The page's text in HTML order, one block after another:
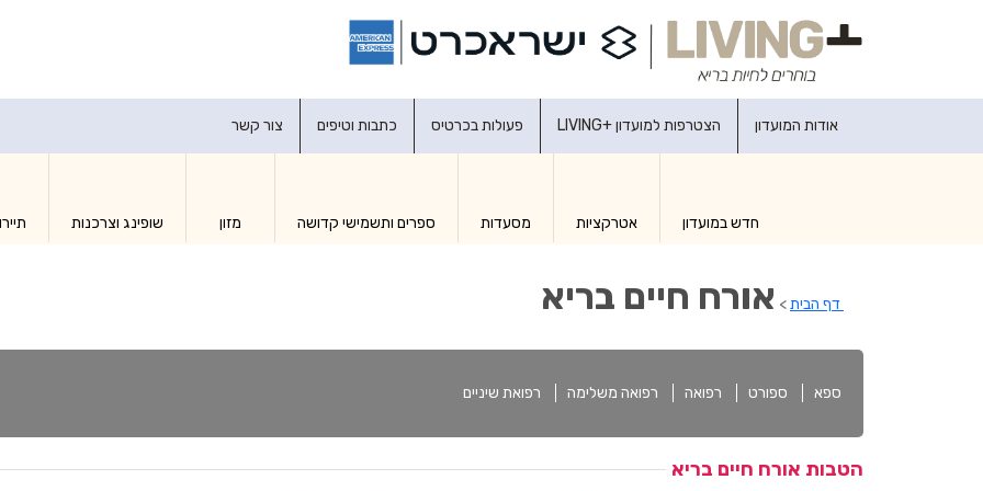
אודות המועדון הצטרפות למועדון +LIVING פעולות בכרטיס כתבות וטיפים צור קשר
חדש במועדון אטרקציות מסעדות ספרים ותשמישי קדושה מזון שופינג וצרכנות
דף הבית> אורח חיים בריא
ספא ספורט רפואה רפואה משלימה רפואת שיניים
הטבות אורח חיים בריא